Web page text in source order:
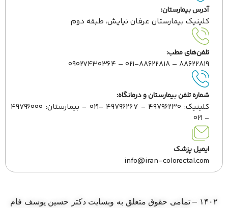
آدرس بیمارستان:
کلینیک بیمارستان عرفان نیایش، طبقه دوم
تلفن‌های مطب:
۸۸۶۲۲۸۱۹ – ۰۲۱-۸۸۶۲۲۸۱۸ – ۰۹۰۲۷۴۳۰۳۶۴
شماره تلفن بیمارستان و درمانگاه:
کلینیک: ۴۹۷۹۶۲۳۰ - ۴۹۷۹۶۲۶۷ -۰۲۱ - بیمارستان: ۴۹۷۹۶۰۰۰
- ۰۲۱
ایمیل پزشک
info@iran-colorectal.com
۱۴۰۲ – تمامی حقوق متعلق به وبسایت دکتر حسین یوسف فام